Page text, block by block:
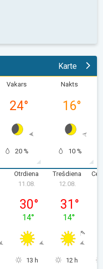
Karte
Vakars
24°
20 %
Nakts
16°
10 %
Otrdiena
11.08.
30°
14°
13 h
Trešdiena
12.08.
31 °
14°
12 h